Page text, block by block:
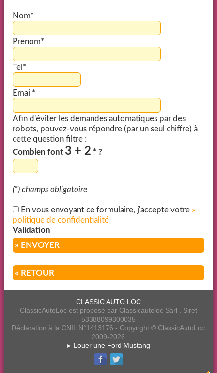
Nom*
Prenom*
Tel*
Email*
Afin d'éviter les demandes automatiques par des
robots, pouvez-vous répondre (par un seul chiffre) à
cette question filtre :
Combien font 3 + 2 * ?
(*) champs obligatoire
En vous envoyant ce formulaire, j'accepte votre »
politique de confidentialité
Validation
» ENVOYER
« RETOUR
CLASSIC AUTO LOC
ClassicAutoLoc est proposé par Classicautoloc Sarl . Siret
53388099300035
Déclaration à la CNIL N°1413176 - Copyright © ClassicAutoLoc
2009-2026
► Louer une Ford Mustang